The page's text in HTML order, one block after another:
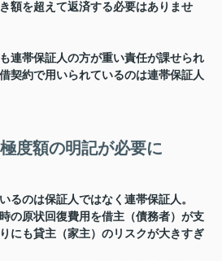
額を超えて返済する必要はありませ
連帯保証人の方が重い責任が課せられ
契約で用いられているのは連帯保証人
度額の明記が必要に
るのは保証人ではなく連帯保証人。
の原状回復費用を借主（債務者）が支
にも貸主（家主）のリスクが大きすぎ